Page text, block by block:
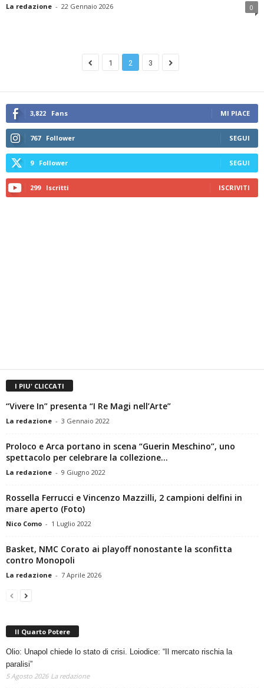
La redazione - 22 Gennaio 2026 0
1 2 3
3,822 Fans MI PIACE
767 Follower SEGUI
9 Follower SEGUI
299 Iscritti ISCRIVITI
I PIU' CLICCATI
“Vivere In” presenta “I Re Magi nell’Arte”
La redazione - 3 Gennaio 2022
Proloco e Arca portano in scena “Guerin Meschino”, uno
spettacolo per celebrare la collezione...
La redazione - 9 Giugno 2022
Rossella Ferrucci e Vincenzo Mazzilli, 2 campioni delfini in
mare aperto (Foto)
Nico Como - 1 Luglio 2022
Basket, NMC Corato ai playoff nonostante la sconfitta
contro Monopoli
La redazione - 7 Aprile 2026
Il Quarto Potere
Olio: Unapol chiede lo stato di crisi. Loiodice: “Il mercato rischia la
paralisi”
5 Agosto 2026 La redazione